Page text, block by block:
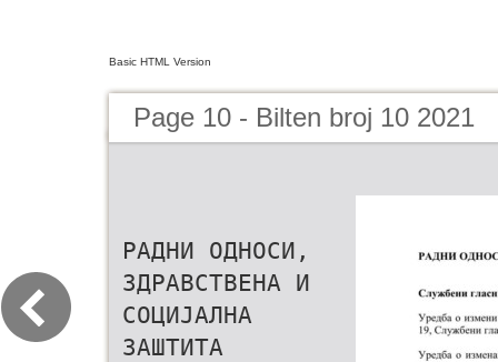
Basic HTML Version
Page 10 - Bilten broj 10 2021
РАДНИ ОДНОСИ,
ЗДРАВСТВЕНА И
СОЦИЈАЛНА
ЗАШТИТА